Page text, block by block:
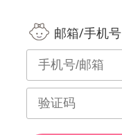
邮箱/手机号